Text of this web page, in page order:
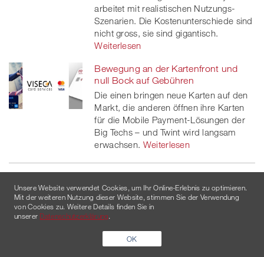
arbeitet mit realistischen Nutzungs-
Szenarien. Die Kostenunterschiede sind
nicht gross, sie sind gigantisch.
Weiterlesen
Bewegung an der Kartenfront und
null Bock auf Gebühren
Die einen bringen neue Karten auf den
Markt, die anderen öffnen ihre Karten
für die Mobile Payment-Lösungen der
Big Techs – und Twint wird langsam
erwachsen. Weiterlesen
Unsere Website verwendet Cookies, um Ihr Online-Erlebnis zu optimieren.
Mit der weiteren Nutzung dieser Website, stimmen Sie der Verwendung
von Cookies zu. Weitere Details finden Sie in
unserer Datenschutzerklärung.
OK